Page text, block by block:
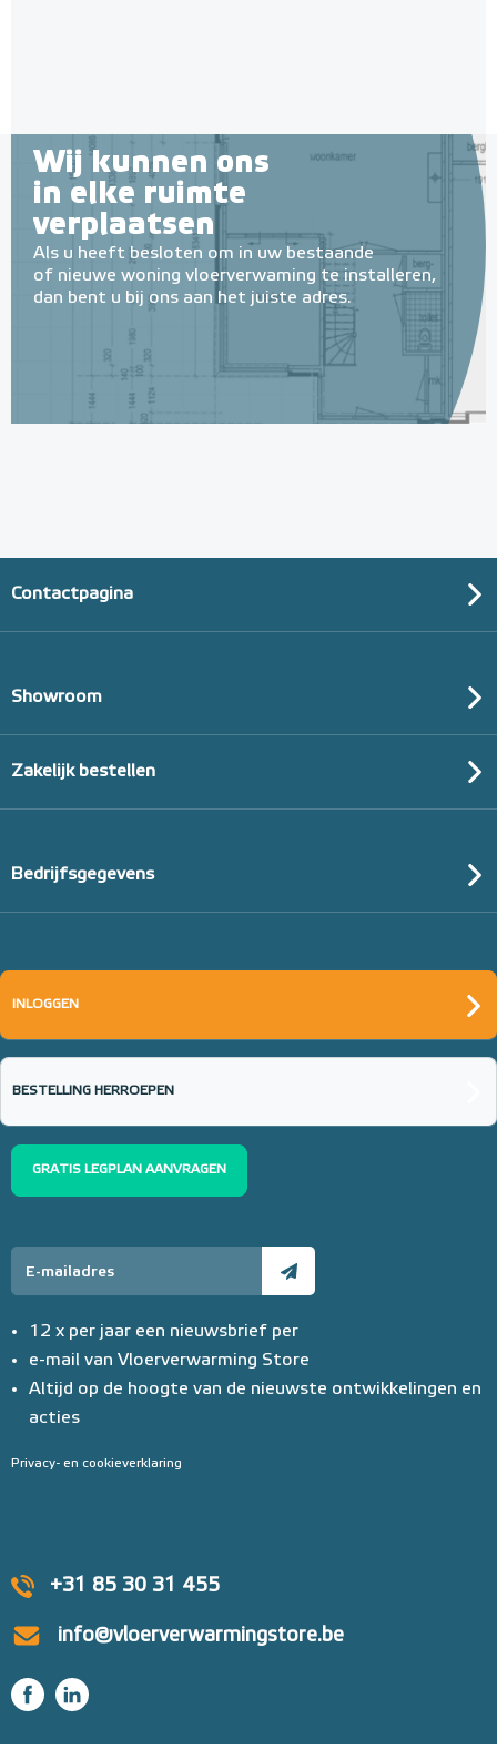
Geïsoleerde Noppenplaten
€ 148,00
(thermisch 10m² per pak)
€ 152,23
Wij kunnen ons
in elke ruimte
verplaatsen
Als u heeft besloten om in uw bestaande
of nieuwe woning vloerverwaming te installeren,
dan bent u bij ons aan het juiste adres.
+31 85 30 31 455
info@vloerverwarmingstore.be
Contactpagina
Showroom
Zakelijk bestellen
Bedrijfsgegevens
INLOGGEN
BESTELLING HERROEPEN
GRATIS LEGPLAN AANVRAGEN
12 x per jaar een nieuwsbrief per
e-mail van Vloerverwarming Store
Altijd op de hoogte van de nieuwste ontwikkelingen en
acties
Privacy- en cookieverklaring